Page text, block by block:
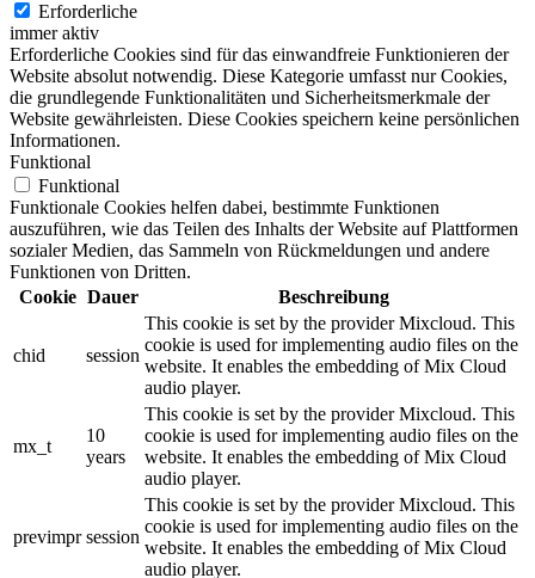
Erforderliche
immer aktiv
Erforderliche Cookies sind für das einwandfreie Funktionieren der
Website absolut notwendig. Diese Kategorie umfasst nur Cookies,
die grundlegende Funktionalitäten und Sicherheitsmerkmale der
Website gewährleisten. Diese Cookies speichern keine persönlichen
Informationen.
Funktional
Funktional
Funktionale Cookies helfen dabei, bestimmte Funktionen
auszuführen, wie das Teilen des Inhalts der Website auf Plattformen
sozialer Medien, das Sammeln von Rückmeldungen und andere
Funktionen von Dritten.
Cookie Dauer Beschreibung
chid session
This cookie is set by the provider Mixcloud. This
cookie is used for implementing audio files on the
website. It enables the embedding of Mix Cloud
audio player.
mx_t
10
years
This cookie is set by the provider Mixcloud. This
cookie is used for implementing audio files on the
website. It enables the embedding of Mix Cloud
audio player.
previmpr session
This cookie is set by the provider Mixcloud. This
cookie is used for implementing audio files on the
website. It enables the embedding of Mix Cloud
audio player.